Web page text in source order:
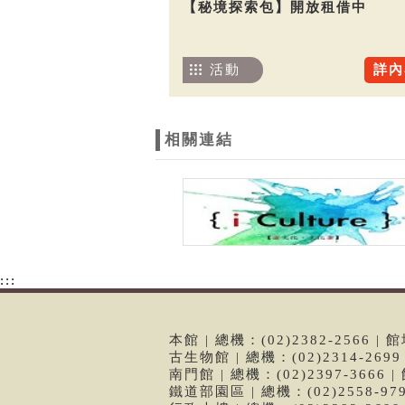
【秘境探索包】開放租借中
詳
活動
相關連結
:::
本館 | 總機：(02)2382-2566 | 館
古生物館 | 總機：(02)2314-
南門館 | 總機：(02)2397-3666 |
鐵道部園區 | 總機：(02)2558-